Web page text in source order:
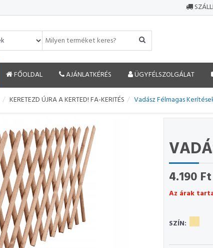
FŐOLDAL AJÁNLATKÉRÉS ÜGYFÉLSZOLGÁLAT
KERETEZD ÚJRA A KERTED! FA-KERITÉS Vadász Félmagas
4.190
Az árak
SZÍN: